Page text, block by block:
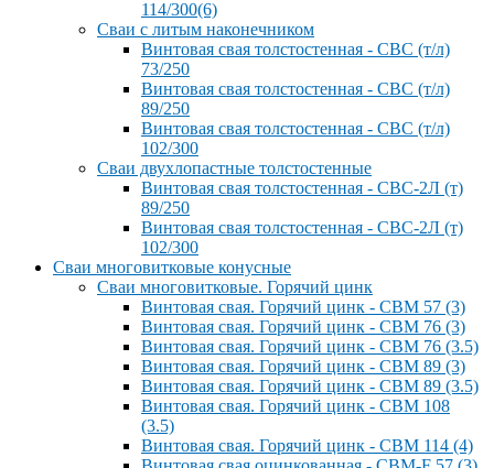
114/300(6)
Сваи с литым наконечником
Винтовая свая толстостенная - СВС (т/л)
73/250
Винтовая свая толстостенная - СВС (т/л)
89/250
Винтовая свая толстостенная - СВС (т/л)
102/300
Сваи двухлопастные толстостенные
Винтовая свая толстостенная - СВС-2Л (т)
89/250
Винтовая свая толстостенная - СВС-2Л (т)
102/300
Сваи многовитковые конусные
Сваи многовитковые. Горячий цинк
Винтовая свая. Горячий цинк - СВМ 57 (3)
Винтовая свая. Горячий цинк - СВМ 76 (3)
Винтовая свая. Горячий цинк - СВМ 76 (3.5)
Винтовая свая. Горячий цинк - СВМ 89 (3)
Винтовая свая. Горячий цинк - СВМ 89 (3.5)
Винтовая свая. Горячий цинк - СВМ 108
(3.5)
Винтовая свая. Горячий цинк - СВМ 114 (4)